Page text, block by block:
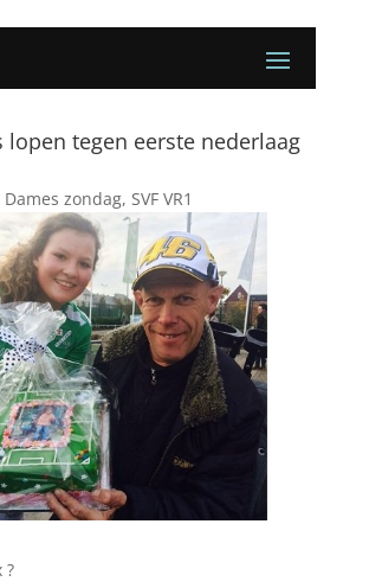
lopen tegen eerste nederlaag
Dames zondag, SVF VR1
?